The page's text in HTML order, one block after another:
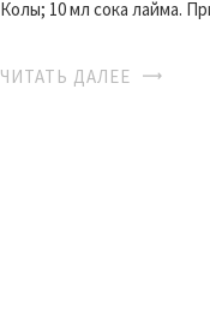
Колы; 10 мл сока лайма.
ЧИТАТЬ ДАЛЕЕ